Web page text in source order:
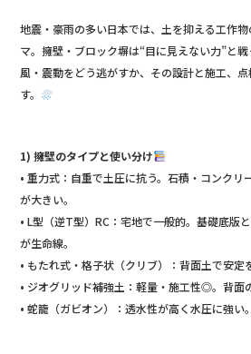
b
o
o
地震・豪雨の多い日本では、土を抑える工作
マ。擁壁・ブロック塀は“目に見えない力”と戦
風・震動をどう逃がすか、その設計と施工、
す。
1) 擁壁のタイプと使い分け
• 重力式：自重で土圧に抗う。石積・コンクリ
が大きい。
• L型（逆T型）RC：宅地で一般的。基礎底版
が生命線。
• もたれ式・格子状（クリブ）：背面土で安定
• ジオグリッド補強土：軽量・施工性◎。背面
• 蛇籠（ガビオン）：透水性が高く水圧に強い